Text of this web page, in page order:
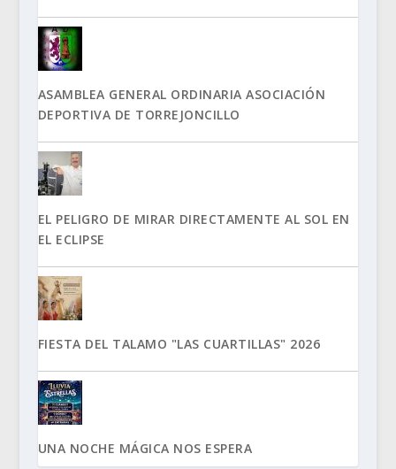
ASAMBLEA GENERAL ORDINARIA ASOCIACIÓN
DEPORTIVA DE TORREJONCILLO
EL PELIGRO DE MIRAR DIRECTAMENTE AL SOL EN
EL ECLIPSE
FIESTA DEL TALAMO "LAS CUARTILLAS" 2026
UNA NOCHE MÁGICA NOS ESPERA